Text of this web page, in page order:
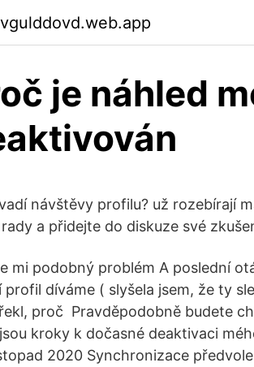
je náhled
návštěvy profilu? už rozebírají
a přidejte do diskuze své
mi podobný problém A poslední
profil díváme ( slyšela jsem, že ty
proč Pravděpodobně budete
kroky k dočasné deaktivaci
2020 Synchronizace